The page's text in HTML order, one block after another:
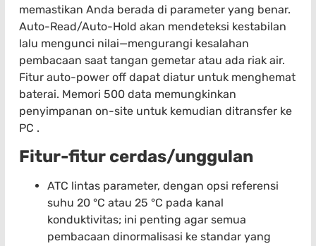
memastikan Anda berada di parameter yang benar.
Auto-Read/Auto-Hold akan mendeteksi kestabilan
lalu mengunci nilai—mengurangi kesalahan
pembacaan saat tangan gemetar atau ada riak air.
Fitur auto-power off dapat diatur untuk menghemat
baterai. Memori 500 data memungkinkan
penyimpanan on-site untuk kemudian ditransfer ke
PC .
Fitur-fitur cerdas/unggulan
ATC lintas parameter, dengan opsi referensi
suhu 20 °C atau 25 °C pada kanal
konduktivitas; ini penting agar semua
pembacaan dinormalisasi ke standar yang